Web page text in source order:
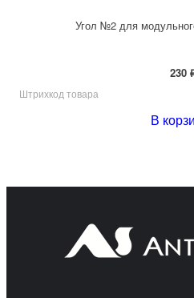
Угол №2 для
230
Штрихкод товара
В